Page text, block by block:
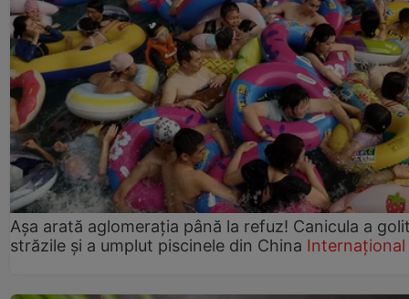
Așa arată aglomerația până la refuz! Canicula a
străzile și a umplut piscinele din China Internațional